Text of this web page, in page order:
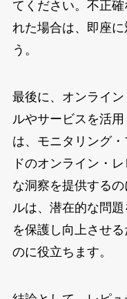
てください。不正
れた場合は、即座
う。
最後に、オンライ
ルやサービスを活
は、モニタリング
ドのオンライン・
な洞察を提供する
ルは、潜在的な問
を保護し向上させ
のに役立ちます。